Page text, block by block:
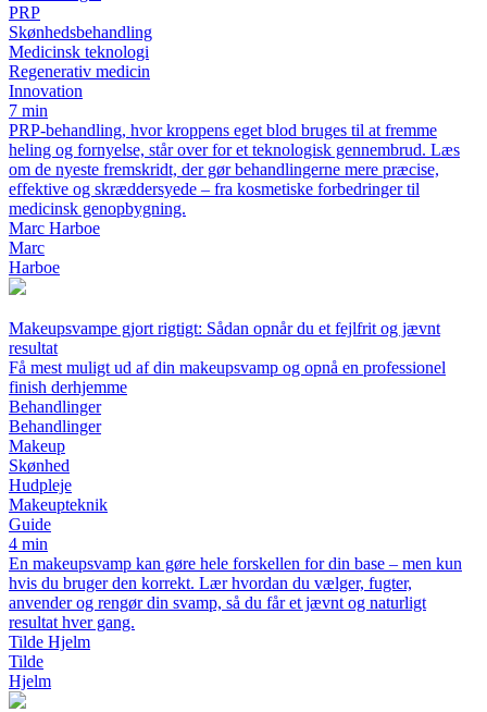
PRP
Skønhedsbehandling
Medicinsk teknologi
Regenerativ medicin
Innovation
7 min
PRP-behandling, hvor kroppens eget blod bruges til at fremme
heling og fornyelse, står over for et teknologisk gennembrud. Læs
om de nyeste fremskridt, der gør behandlingerne mere præcise,
effektive og skræddersyede – fra kosmetiske forbedringer til
medicinsk genopbygning.
Marc Harboe
Marc
Harboe
Makeupsvampe gjort rigtigt: Sådan opnår du et fejlfrit og jævnt
resultat
Få mest muligt ud af din makeupsvamp og opnå en professionel
finish derhjemme
Behandlinger
Behandlinger
Makeup
Skønhed
Hudpleje
Makeupteknik
Guide
4 min
En makeupsvamp kan gøre hele forskellen for din base – men kun
hvis du bruger den korrekt. Lær hvordan du vælger, fugter,
anvender og rengør din svamp, så du får et jævnt og naturligt
resultat hver gang.
Tilde Hjelm
Tilde
Hjelm